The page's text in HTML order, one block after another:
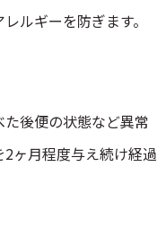
ルギーを防ぎます。
後便の状態など異常
ヶ月程度与え続け経過